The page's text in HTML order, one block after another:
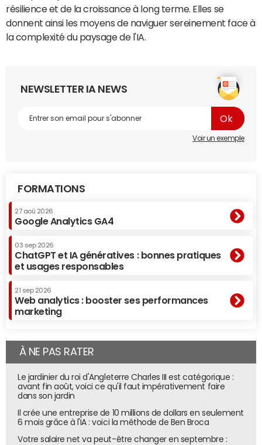
résilience et de la croissance à long terme. Elles se
donnent ainsi les moyens de naviguer sereinement face à
la complexité du paysage de l'IA.
NEWSLETTER IA NEWS
Voir un exemple
FORMATIONS
27 aoû 2026
Google Analytics GA4
03 sep 2026
ChatGPT et IA génératives : bonnes pratiques
et usages responsables
21 sep 2026
Web analytics : booster ses performances
marketing
À NE PAS RATER
Le jardinier du roi d'Angleterre Charles III est catégorique :
avant fin août, voici ce qu'il faut impérativement faire
dans son jardin
Il crée une entreprise de 10 millions de dollars en seulement
6 mois grâce à l'IA : voici la méthode de Ben Broca
Votre salaire net va peut-être changer en septembre :